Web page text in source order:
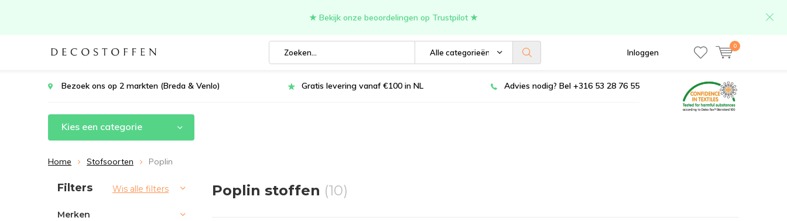
Alle categorieën Inloggen
0
★ Bekijk onze beoordelingen op Trustpilot ★
Bezoek ons op 2 markten (Breda & Venlo) Gratis levering vanaf €100 in NL Advies nodig? Bel +316 53 28 76 55
Kies een categorie
Home Stofsoorten Poplin
Poplin stoffen (10)
Sorteren op:
Filters Wis alle filters
Merken